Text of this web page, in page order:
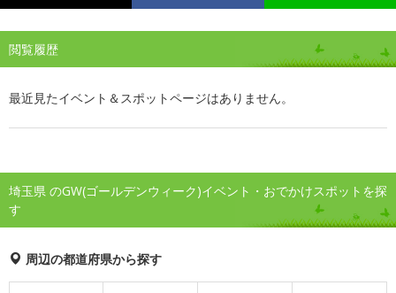
閲覧履歴
最近見たイベント＆スポットページはありません。
埼玉県 のGW(ゴールデンウィーク)イベント・おでかけスポットを探
す
周辺の都道府県から探す